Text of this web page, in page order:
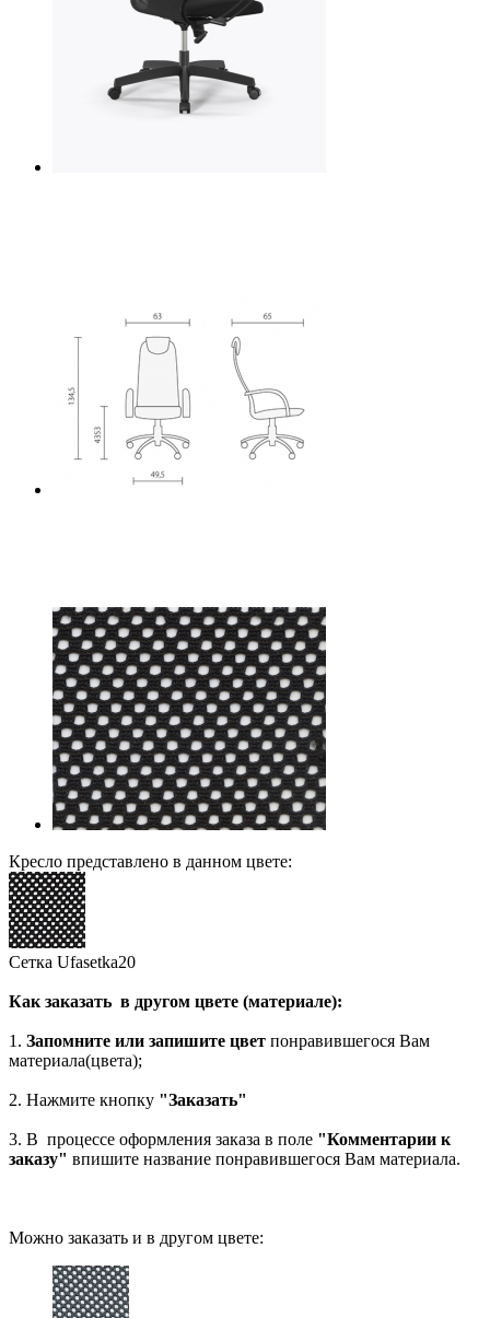
Кресло представлено в данном цвете:
Сетка Ufasetka20
Как заказать в другом цвете (материале):
1. Запомните или запишите цвет понравившегося Вам
материала(цвета);
2. Нажмите кнопку "Заказать"
3. В процессе оформления заказа в поле "Комментарии к
заказу" впишите название понравившегося Вам материала.
Можно заказать и в другом цвете: